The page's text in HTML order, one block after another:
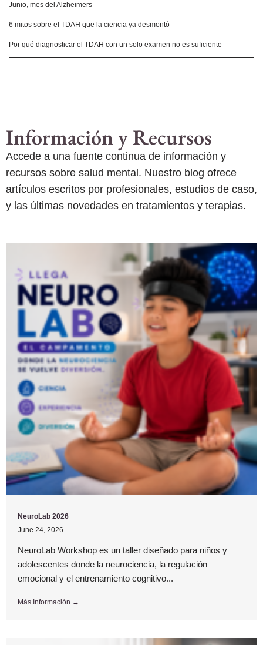
Junio, mes del Alzheimers
6 mitos sobre el TDAH que la ciencia ya desmontó
Por qué diagnosticar el TDAH con un solo examen no es suficiente
Información y Recursos
Accede a una fuente continua de información y
recursos sobre salud mental. Nuestro blog ofrece
artículos escritos por profesionales, estudios de caso,
y las últimas novedades en tratamientos y terapias.
NeuroLab 2026
June 24, 2026
NeuroLab Workshop es un taller diseñado para niños y
adolescentes donde la neurociencia, la regulación
emocional y el entrenamiento cognitivo...
Más Información →